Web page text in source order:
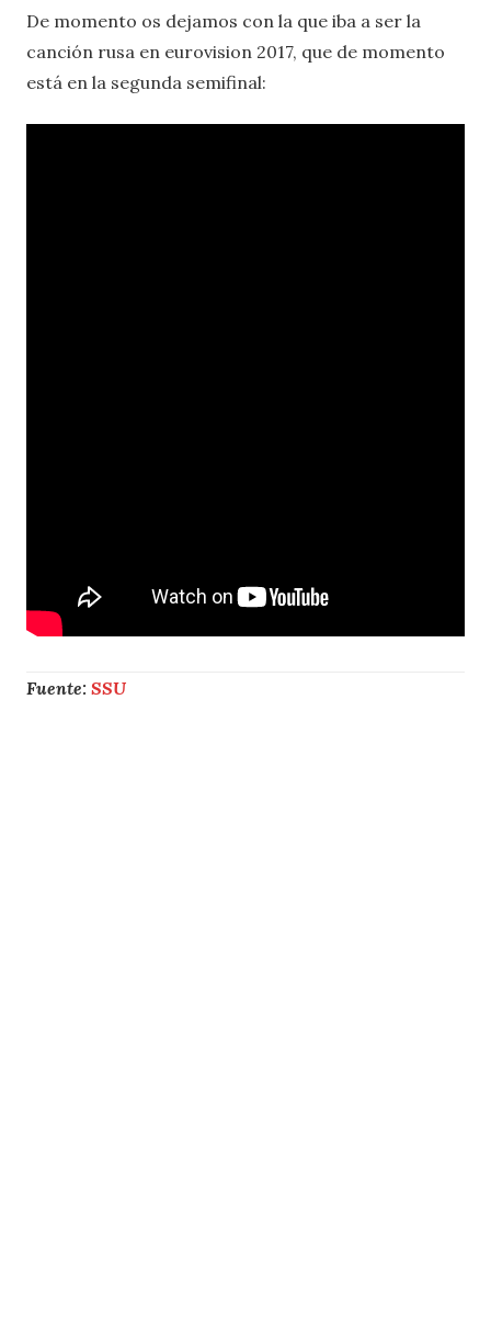
De momento os dejamos con la que iba a ser la
canción rusa en eurovision 2017, que de momento
está en la segunda semifinal:
Fuente: SSU